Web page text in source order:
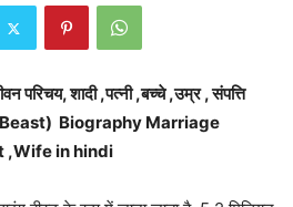
परिचय, शादी ,पत्नी ,बच्चे ,उम्र , संपत्ति
Biography Marriage
,Wife in hindi